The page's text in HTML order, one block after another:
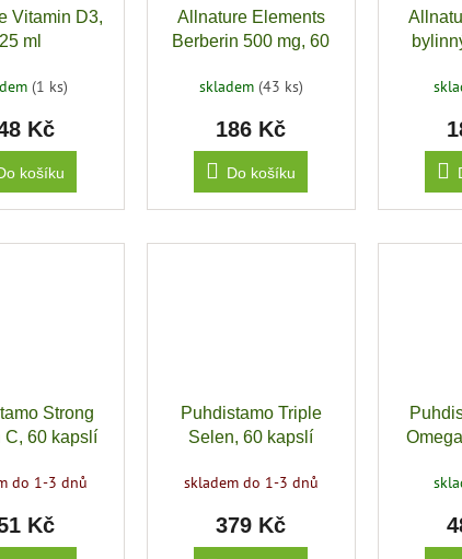
Vitamin D3,
25 ml
(1 ks)
Kč
košíku
Allnature Elements
Berberin 500 mg, 60
skladem (43 ks)
186 Kč
Do košíku
Strong
C, 60 kapslí
do 1-3 dnů
Kč
Puhdistamo Triple
Selen, 60 kapslí
skladem do 1-3 dnů
379 Kč